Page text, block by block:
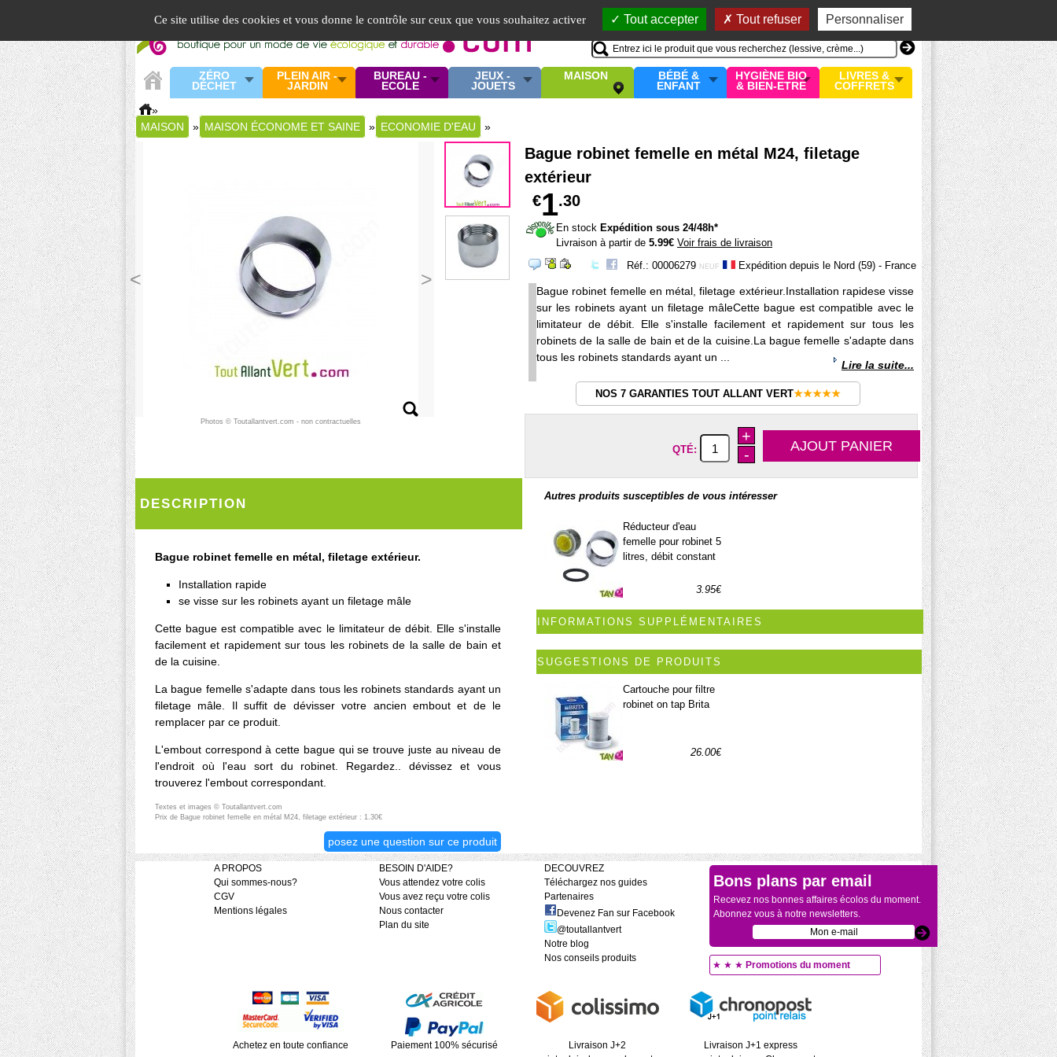
Ce site utilise des cookies et vous donne le contrôle sur ceux que vous souhaitez activer Tout accepter Tout refuser Personnaliser
Mon compte
MON PANIER
0 article
ZÉRO
DÉCHET
PLEIN AIR -
JARDIN
BUREAU -
ECOLE
JEUX -
JOUETS
MAISON
BÉBÉ &
ENFANT
HYGIÈNE BIO
& BIEN-ETRE
LIVRES &
COFFRETS
»
MAISON
» MAISON ÉCONOME ET SAINE » ECONOMIE D'EAU »
>
<
Photos © Toutallantvert.com - non contractuelles
Bague robinet femelle en métal M24, filetage
extérieur
€1.30
En stock Expédition sous 24/48h*
Livraison à partir de 5.99€ Voir frais de livraison
Réf.: 00006279 NEUF Expédition depuis le Nord (59) - France
Bague robinet femelle en métal, filetage extérieur.Installation rapidese visse
sur les robinets ayant un filetage mâleCette bague est compatible avec le
limitateur de débit. Elle s'installe facilement et rapidement sur tous les
robinets de la salle de bain et de la cuisine.La bague femelle s'adapte dans
tous les robinets standards ayant un ...
Lire la suite...
NOS 7 GARANTIES TOUT ALLANT VERT★★★★★
QTÉ:
+
-
Autres produits susceptibles de vous intéresser
Réducteur d'eau
femelle pour robinet 5
litres, débit constant
3.95€
INFORMATIONS SUPPLÉMENTAIRES
SUGGESTIONS DE PRODUITS
Cartouche pour filtre
robinet on tap Brita
26.00€
DESCRIPTION
Bague robinet femelle en métal, filetage extérieur.
Installation rapide
se visse sur les robinets ayant un filetage mâle
Cette bague est compatible avec le limitateur de débit. Elle s'installe
facilement et rapidement sur tous les robinets de la salle de bain et
de la cuisine.
La bague femelle s'adapte dans tous les robinets standards ayant un
filetage mâle. Il suffit de dévisser votre ancien embout et de le
remplacer par ce produit.
L'embout correspond à cette bague qui se trouve juste au niveau de
l'endroit où l'eau sort du robinet. Regardez.. dévissez et vous
trouverez l'embout correspondant.
Textes et images © Toutallantvert.com
Prix de Bague robinet femelle en métal M24, filetage extérieur : 1.30€
posez une question sur ce produit
A PROPOS
Qui sommes-nous?
CGV
Mentions légales
BESOIN D'AIDE?
Vous attendez votre colis
Vous avez reçu votre colis
Nous contacter
Plan du site
DECOUVREZ
Téléchargez nos guides
Partenaires
Devenez Fan sur Facebook
@toutallantvert
Notre blog
Nos conseils produits
Bons plans par email
Recevez nos bonnes affaires écolos du moment.
Abonnez vous à notre newsletters.
★ ★ ★ Promotions du moment
Achetez en toute confiance Paiement 100% sécurisé
Livraison J+2
Livraison J+1 express